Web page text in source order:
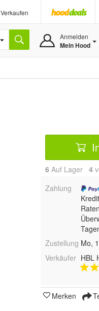
Verkaufen
Anmelden
Mein Hood
6 Auf Lager 4
Zahlung
Zustellung Mo,
Verkäufer HBL
Merken